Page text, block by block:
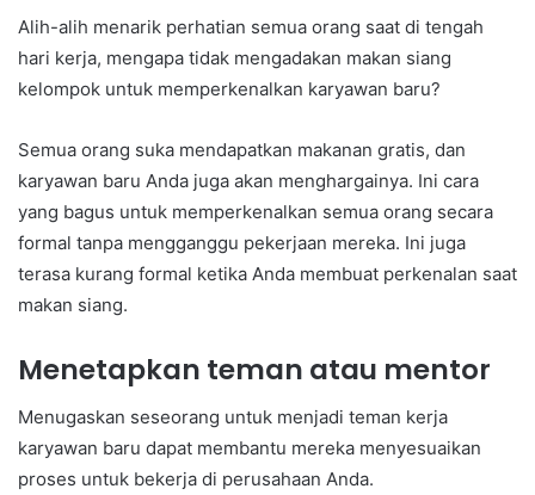
Alih-alih menarik perhatian semua orang saat di tengah
hari kerja, mengapa tidak mengadakan makan siang
kelompok untuk memperkenalkan karyawan baru?
Semua orang suka mendapatkan makanan gratis, dan
karyawan baru Anda juga akan menghargainya. Ini cara
yang bagus untuk memperkenalkan semua orang secara
formal tanpa mengganggu pekerjaan mereka. Ini juga
terasa kurang formal ketika Anda membuat perkenalan saat
makan siang.
Menetapkan teman atau mentor
Menugaskan seseorang untuk menjadi teman kerja
karyawan baru dapat membantu mereka menyesuaikan
proses untuk bekerja di perusahaan Anda.